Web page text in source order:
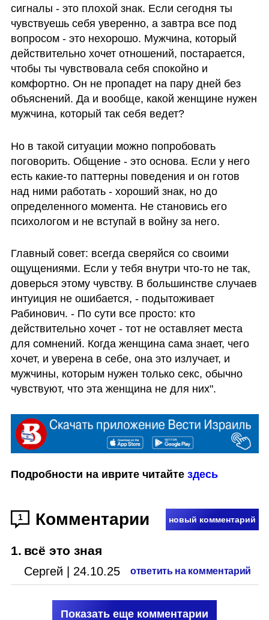
сигналы - это плохой знак. Если сегодня ты
чувствуешь себя уверенно, а завтра все под
вопросом - это нехорошо. Мужчина, который
действительно хочет отношений, постарается,
чтобы ты чувствовала себя спокойно и
комфортно. Он не пропадет на пару дней без
объяснений. Да и вообще, какой женщине нужен
мужчина, который так себя ведет?
Но в такой ситуации можно попробовать
поговорить. Общение - это основа. Если у него
есть какие-то паттерны поведения и он готов
над ними работать - хороший знак, но до
определенного момента. Не становись его
психологом и не вступай в войну за него.
Главный совет: всегда сверяйся со своими
ощущениями. Если у тебя внутри что-то не так,
доверься этому чувству. В большинстве случаев
интуиция не ошибается, - подытоживает
Рабинович. - По сути все просто: кто
действительно хочет - тот не оставляет места
для сомнений. Когда женщина сама знает, чего
хочет, и уверена в себе, она это излучает, и
мужчины, которым нужен только секс, обычно
чувствуют, что эта женщина не для них".
Подробности на иврите читайте здесь
1 Комментарии новый комментарий
1. всё это зная
Сергей | 24.10.25 ответить на комментарий
Показать еще комментарии